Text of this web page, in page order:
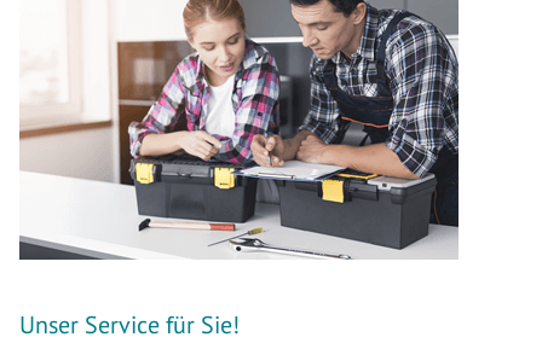
Unser Service für Sie!